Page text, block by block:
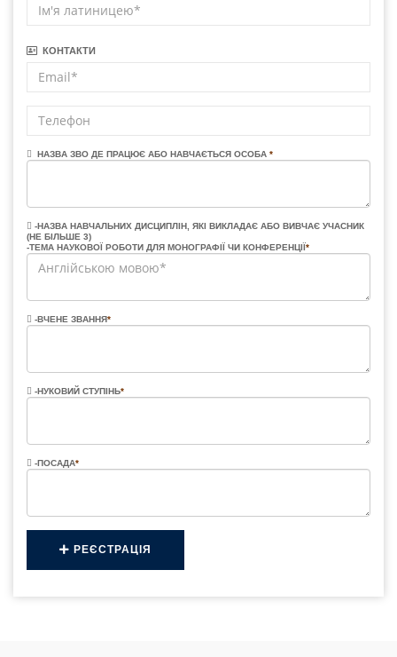
КОНТАКТИ
НАЗВА ЗВО ДЕ ПРАЦЮЄ АБО НАВЧАЄТЬСЯ ОСОБА *
-НАЗВА НАВЧАЛЬНИХ ДИСЦИПЛІН, ЯКІ ВИКЛАДАЄ АБО ВИВЧАЄ УЧАСНИК
(НЕ БІЛЬШЕ 3)
-ТЕМА НАУКОВОЇ РОБОТИ ДЛЯ МОНОГРАФІЇ ЧИ КОНФЕРЕНЦІЇ*
-ВЧЕНЕ ЗВАННЯ*
-НУКОВИЙ СТУПІНЬ*
-ПОСАДА*
РЕЄСТРАЦІЯ